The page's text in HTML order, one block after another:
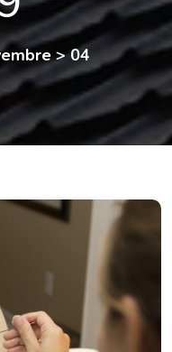
>04